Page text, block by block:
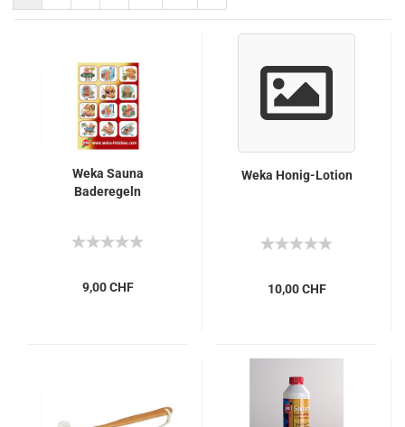
Weka Sauna
Baderegeln
9,00 CHF
Weka Honig-Lotion
10,00 CHF